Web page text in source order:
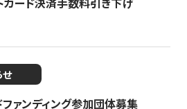
せ
ァンディング参加団体募集